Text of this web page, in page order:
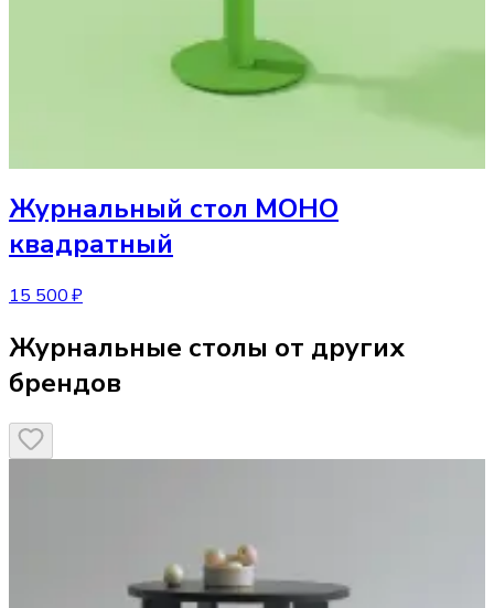
Журнальный стол МОНО
квадратный
15 500 ₽
Журнальные столы от других
брендов